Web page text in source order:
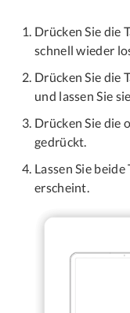
Drücken Sie die
schnell wieder
Drücken Sie die
und lassen Sie
Drücken Sie die
gedrückt.
Lassen Sie
erscheint.